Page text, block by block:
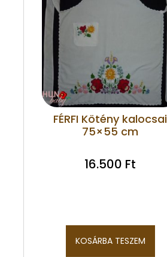
FÉRFI Kötény kalocsai
75×55 cm
16.500 Ft
KOSÁRBA TESZEM